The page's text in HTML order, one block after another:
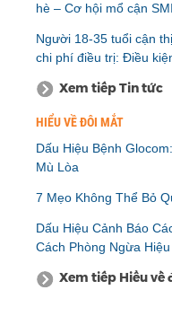
hè – Cơ hội mổ cận
Người 18-35 tuổi cận
chi phí điều trị: Điều
Xem tiếp Tin tức
HIỂU VỀ ĐÔI MẮT
Dấu Hiệu Bệnh
Mù Lòa
7 Mẹo Không Thể Bỏ
Dấu Hiệu Cảnh Báo
Cách Phòng Ngừa
Xem tiếp Hiểu về